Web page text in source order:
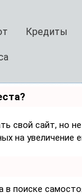
Кредиты
свой сайт, но
на
поиске